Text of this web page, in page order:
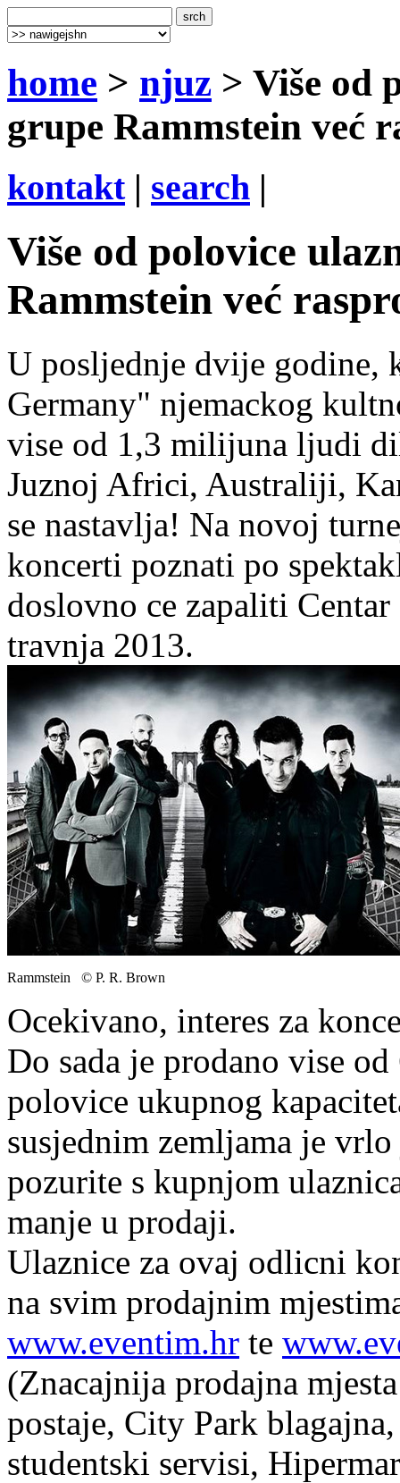
home > njuz > Više od
grupe Rammstein već
kontakt| search |
Više od polovice
Rammstein već
U posljednje dvije godine,
Germany" njemackog
vise od 1,3 milijuna ljudi
Juznoj Africi, Australiji,
se nastavlja! Na novoj
koncerti poznati po
doslovno ce zapaliti
travnja 2013.
Rammstein © P. R. Brown
Ocekivano, interes za
Do sada je prodano vise
polovice ukupnog
susjednim zemljama je
pozurite s kupnjom
manje u prodaji.
Ulaznice za ovaj odlicni
na svim prodajnim
www.eventim.hr te
(Znacajnija prodajna
postaje, City Park
studentski servisi,